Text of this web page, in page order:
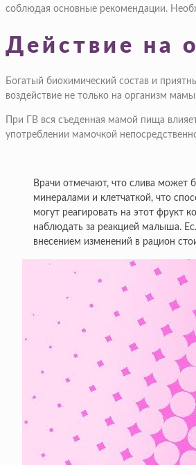
соблюдая основные рекомендации.
Действие на
Богатый биохимический состав и
воздействие не только на организм
При ГВ вся съеденная мамой пища
употреблении мамочкой
Врачи отмечают, что слива может
минералами и клетчаткой, что
могут реагировать на этот фрукт
наблюдать за реакцией малыша.
внесением изменений в рацион